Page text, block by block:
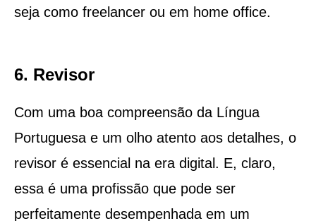
seja como freelancer ou em home office.
6. Revisor
Com uma boa compreensão da Língua
Portuguesa e um olho atento aos detalhes, o
revisor é essencial na era digital. E, claro,
essa é uma profissão que pode ser
perfeitamente desempenhada em um